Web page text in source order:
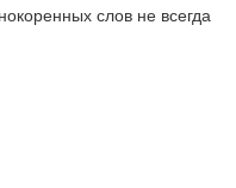
слов не всегда